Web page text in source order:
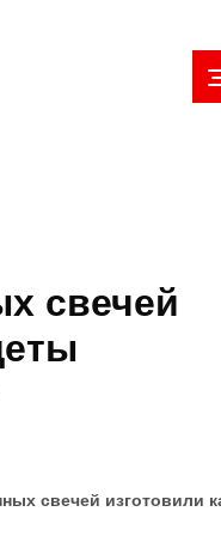
свечей
свечей изготовили